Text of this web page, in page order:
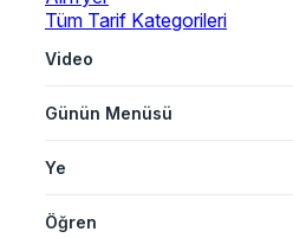
Tüm Tarif Kategorileri
Video
Günün Menüsü
Ye
Öğren